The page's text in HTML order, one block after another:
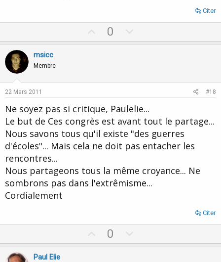
Citer
p
0
o
t
e
msicc
Membre
22 Mars 2011 #18
Ne soyez pas si critique, Paulelie...
Le but de Ces congrès est avant tout le partage...
Nous savons tous qu'il existe "des guerres
d'écoles"... Mais cela ne doit pas entacher les
rencontres...
Nous partageons tous la même croyance... Ne
sombrons pas dans l'extrêmisme...
Cordialement
Citer
p
0
o
Paul Elie